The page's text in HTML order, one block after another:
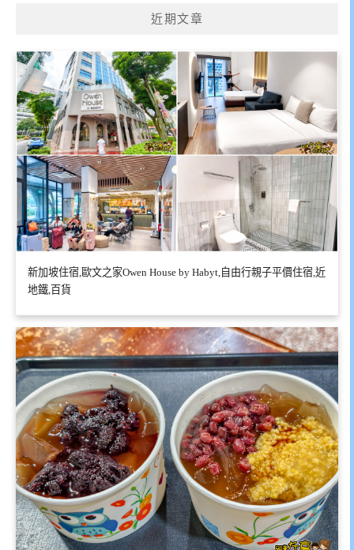
近期文章
新加坡住宿,歐文之家Owen House by Habyt,自由行親子平價住宿,近
地鐵,百貨